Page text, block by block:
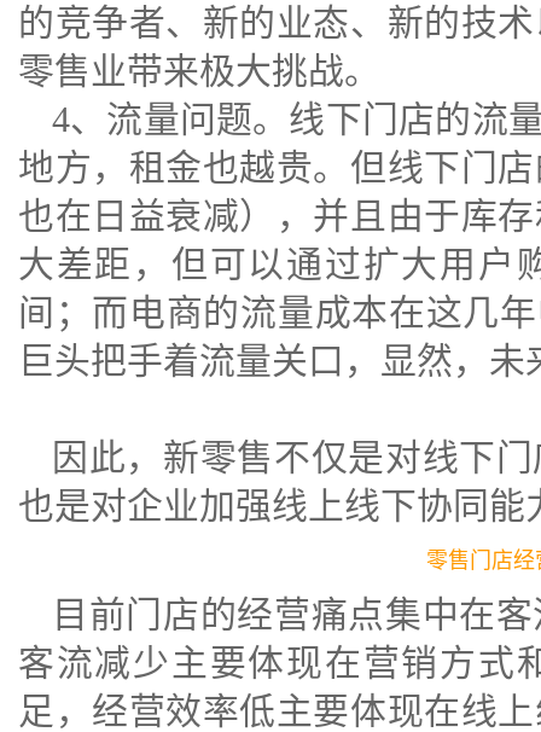
的竞争者、新的业态、新的技
零售业带来极大挑战。
4、流量问题。线下门店的流
地方，租金也越贵。但线下门
也在日益衰减），并且由于库
大差距，但可以通过扩大用户
间；而电商的流量成本在这几
巨头把手着流量关口，显然，
因此，新零售不仅是对线下
也是对企业加强线上线下协同能
零售门店
目前门店的经营痛点集中在
客流减少主要体现在营销方式
足，经营效率低主要体现在线